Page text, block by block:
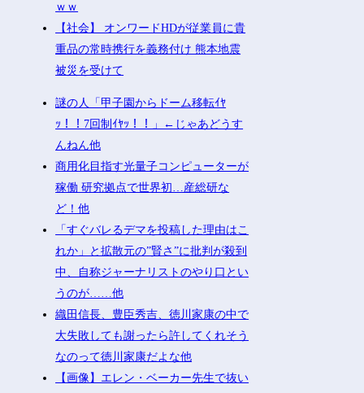
ｗｗ
【社会】 オンワードHDが従業員に貴
重品の常時携行を義務付け 熊本地震
被災を受けて
謎の人「甲子園からドーム移転ｲﾔ
ｯ！！7回制ｲﾔｯ！！」←じゃあどうす
んねん他
商用化目指す光量子コンピューターが
稼働 研究拠点で世界初…産総研な
ど！他
「すぐバレるデマを投稿した理由はこ
れか」と拡散元の”賢さ”に批判が殺到
中、自称ジャーナリストのやり口とい
うのが……他
織田信長、豊臣秀吉、徳川家康の中で
大失敗しても謝ったら許してくれそう
なのって徳川家康だよな他
【画像】エレン・ベーカー先生で抜い